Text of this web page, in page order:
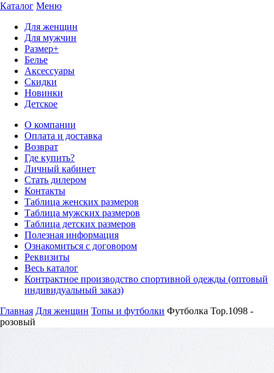
Каталог Меню
Для женщин
Для мужчин
Размер+
Белье
Аксессуары
Скидки
Новинки
Детское
О компании
Оплата и доставка
Возврат
Где купить?
Личный кабинет
Стать дилером
Контакты
Таблица женских размеров
Таблица мужских размеров
Таблица детских размеров
Полезная информация
Ознакомиться с договором
Реквизиты
Весь каталог
Контрактное производство спортивной одежды (оптовый
индивидуальный заказ)
Главная Для женщин Топы и футболки Футболка Top.1098 -
розовый